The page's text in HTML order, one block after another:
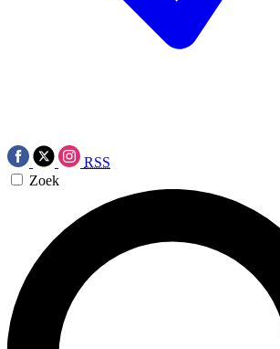
RSS
Zoek